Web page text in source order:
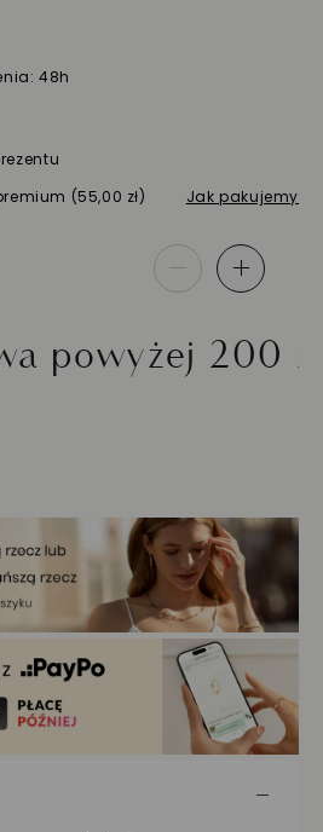
48h
(55,00 zł) Jak pakujemy
- +
200 zł